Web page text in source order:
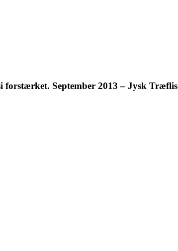
September 2013 – Jysk Træflis